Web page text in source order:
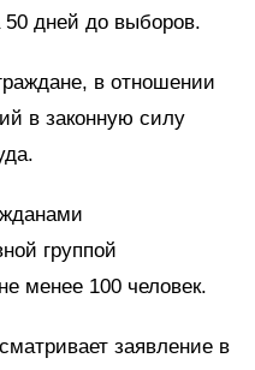
50 дней до выборов.
в отношении
в законную силу
группой
менее 100 человек.
заявление в